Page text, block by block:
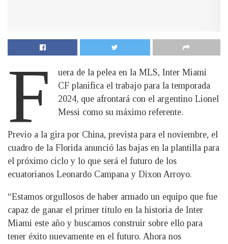
F
uera de la pelea en la MLS, Inter Miami
CF planifica el trabajo para la temporada
2024, que afrontará con el argentino Lionel
Messi como su máximo referente.
Previo a la gira por China, prevista para el noviembre, el
cuadro de la Florida anunció las bajas en la plantilla para
el próximo ciclo y lo que será el futuro de los
ecuatorianos Leonardo Campana y Dixon Arroyo.
“Estamos orgullosos de haber armado un equipo que fue
capaz de ganar el primer título en la historia de Inter
Miami este año y buscamos construir sobre ello para
tener éxito nuevamente en el futuro. Ahora nos